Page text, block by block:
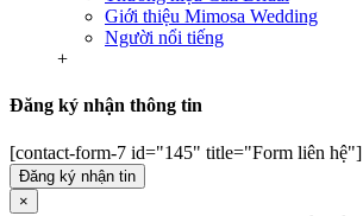
Giới thiệu Mimosa Wedding
Người nổi tiếng
+
Đăng ký nhận thông tin
[contact-form-7 id="145" title="Form liên hệ"]
Đăng ký nhận tin
×